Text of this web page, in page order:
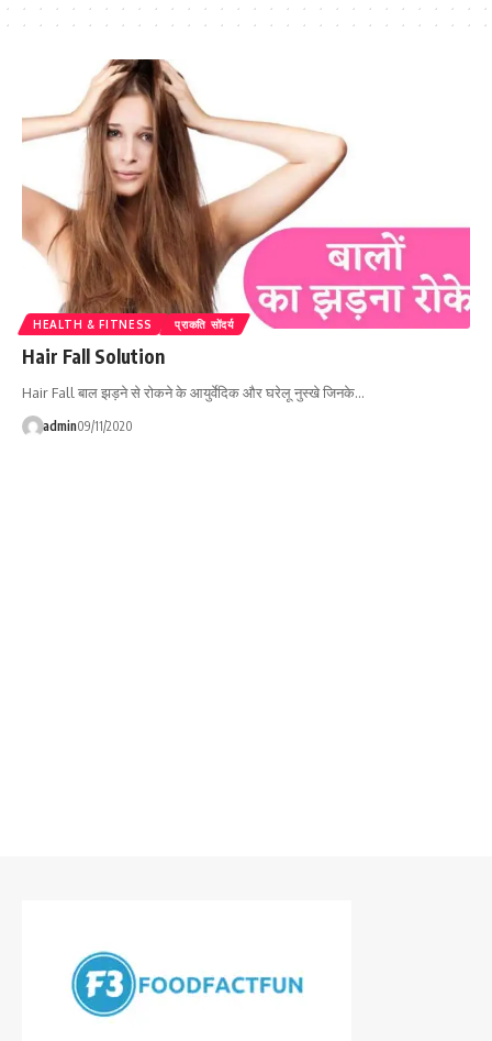
HEALTH & FITNESS प्राकति सोंदर्य
Hair Fall Solution
Hair Fall बाल झड़ने से रोकने के आयुर्वेदिक और घरेलू नुस्खे जिनके…
admin09/11/2020